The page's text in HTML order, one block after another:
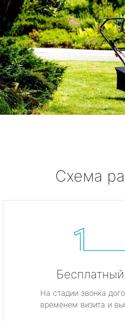
Схема
На стадии звонка
временем визита и